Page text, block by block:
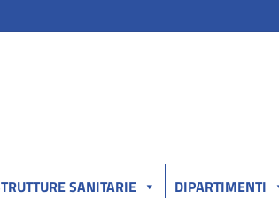
SANITARIE DIPARTIMENTI